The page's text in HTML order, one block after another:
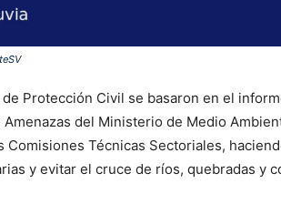
de Protección Civil se basaron en el
del Ministerio de Medio
Comisiones Técnicas Sectoriales,
y evitar el cruce de ríos, quebradas y